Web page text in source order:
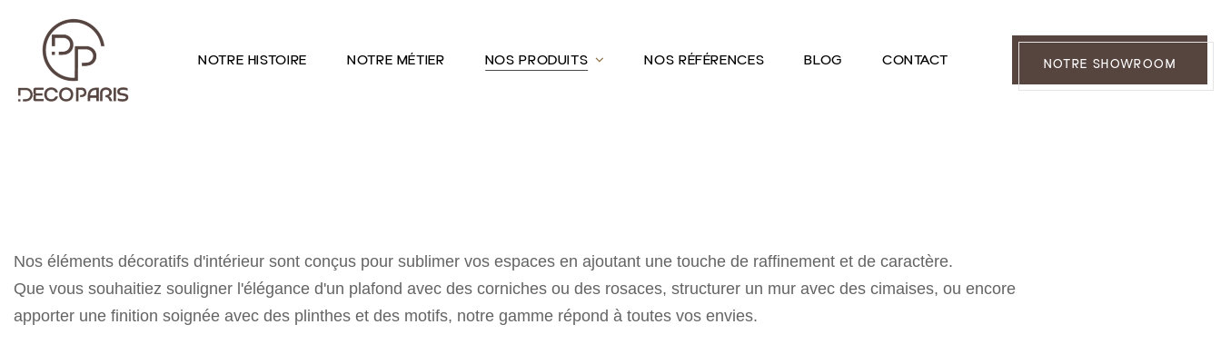
NOTRE HISTOIRE NOTRE MÉTIER NOS PRODUITS NOS RÉFÉRENCES BLOG CONTACT NOTRE SHOWROOM
Nos éléments décoratifs d'intérieur sont conçus pour sublimer vos espaces en ajoutant une touche de raffinement et de caractère.
Que vous souhaitiez souligner l'élégance d'un plafond avec des corniches ou des rosaces, structurer un mur avec des cimaises, ou encore
apporter une finition soignée avec des plinthes et des motifs, notre gamme répond à toutes vos envies.